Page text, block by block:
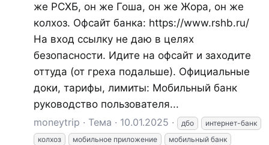
же РСХБ, он же Гоша, он же Жора, он же
колхоз. Офсайт банка: https://www.rshb.ru/
На вход ссылку не даю в целях
безопасности. Идите на офсайт и заходите
оттуда (от греха подальше). Официальные
доки, тарифы, лимиты: Мобильный банк
руководство пользователя...
moneytrip
Тема 10.01.2025 дбо
интернет-банк
колхоз
мобильное приложение
мобильный банк